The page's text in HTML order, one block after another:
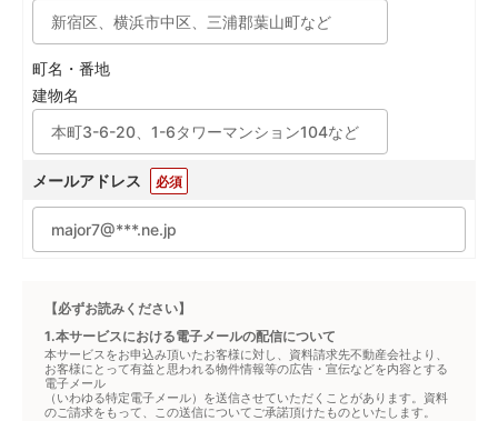
町名・番地
建物名
メールアドレス 必須
【必ずお読みください】
1.本サービスにおける電子メールの配信について
本サービスをお申込み頂いたお客様に対し、資料請求先不動産会社より、
お客様にとって有益と思われる物件情報等の広告・宣伝などを内容とする
電子メール
（いわゆる特定電子メール）を送信させていただくことがあります。資料
のご請求をもって、この送信についてご承諾頂けたものといたします。